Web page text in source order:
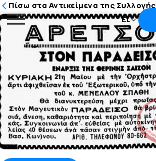
Μετάβαση
περιεχόμενο
EL
Πίσω στα Αντικείμενα της Συλλογής